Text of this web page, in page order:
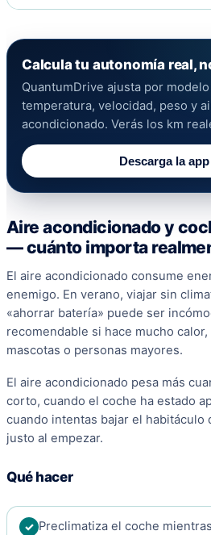
Calcula tu autonomía real,
QuantumDrive ajusta por
temperatura, velocidad, peso y
acondicionado. Verás los km
Descarga la app
Aire acondicionado y
— cuánto importa
El aire acondicionado consume
enemigo. En verano, viajar sin
«ahorrar batería» puede ser
recomendable si hace mucho
mascotas o personas mayores.
El aire acondicionado pesa más
corto, cuando el coche ha estado
cuando intentas bajar el habitáculo
justo al empezar.
Qué hacer
Preclimatiza el coche